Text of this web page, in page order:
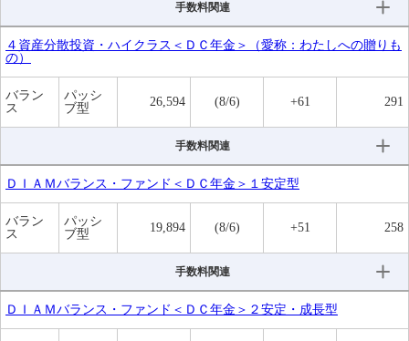
手数料関連
４資産分散投資・ハイクラス＜ＤＣ年金＞（愛称：わたしへの贈りも
の）
バラン
ス
パッシ
ブ型
26,594 (8/6) +61 291
手数料関連
ＤＩＡＭバランス・ファンド＜ＤＣ年金＞１安定型
バラン
ス
パッシ
ブ型
19,894 (8/6) +51 258
手数料関連
ＤＩＡＭバランス・ファンド＜ＤＣ年金＞２安定・成長型